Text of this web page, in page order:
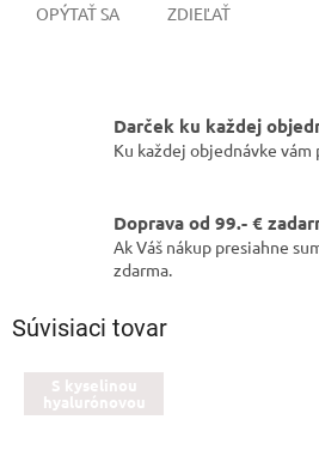
OPÝTAŤ SA ZDIEĽAŤ
Darček ku každej
Ku každej objednávke
Doprava od 99.- €
Ak Váš nákup presiahne
zdarma.
Súvisiaci tovar
S kyselinou
hyalurónovou